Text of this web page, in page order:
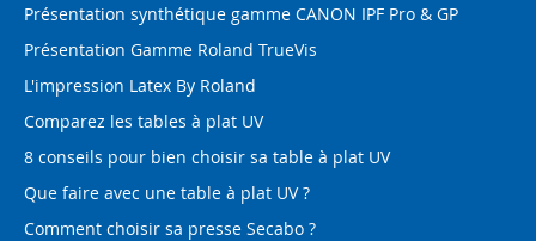
Présentation synthétique gamme CANON IPF Pro & GP
Présentation Gamme Roland TrueVis
L'impression Latex By Roland
Comparez les tables à plat UV
8 conseils pour bien choisir sa table à plat UV
Que faire avec une table à plat UV ?
Comment choisir sa presse Secabo ?